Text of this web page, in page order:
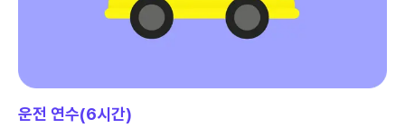
운전 연수(6시간)